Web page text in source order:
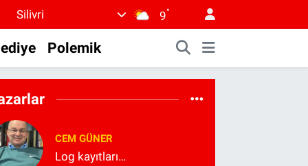
Silivri 9°
Polemik
CEM GÜNER
Log kayıtları…